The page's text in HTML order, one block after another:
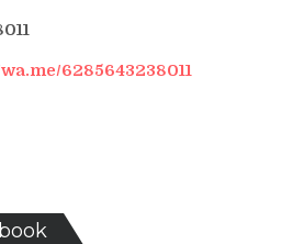
6285643238011